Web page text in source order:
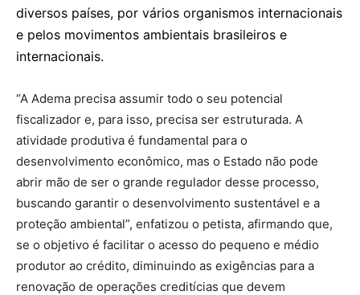
diversos países, por vários organismos internacionais
e pelos movimentos ambientais brasileiros e
internacionais.
“A Adema precisa assumir todo o seu potencial
fiscalizador e, para isso, precisa ser estruturada. A
atividade produtiva é fundamental para o
desenvolvimento econômico, mas o Estado não pode
abrir mão de ser o grande regulador desse processo,
buscando garantir o desenvolvimento sustentável e a
proteção ambiental”, enfatizou o petista, afirmando que,
se o objetivo é facilitar o acesso do pequeno e médio
produtor ao crédito, diminuindo as exigências para a
renovação de operações creditícias que devem